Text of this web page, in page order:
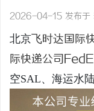
时达快递官
2026-04-15 发布于
北京 飞时达 国际
际快递公司
空SAL、海运水